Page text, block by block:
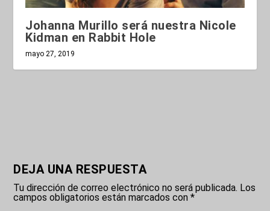
Johanna Murillo será nuestra Nicole
Kidman en Rabbit Hole
mayo 27, 2019
DEJA UNA RESPUESTA
Tu dirección de correo electrónico no será publicada. Los
campos obligatorios están marcados con*